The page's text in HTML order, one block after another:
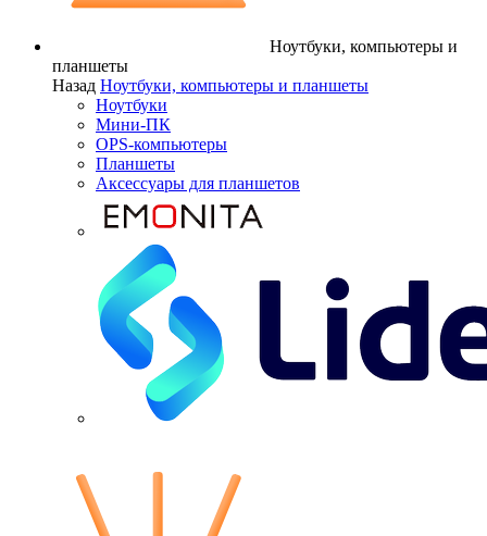
Ноутбуки, компьютеры и
планшеты
Назад Ноутбуки, компьютеры и планшеты
Ноутбуки
Мини-ПК
OPS-компьютеры
Планшеты
Аксессуары для планшетов